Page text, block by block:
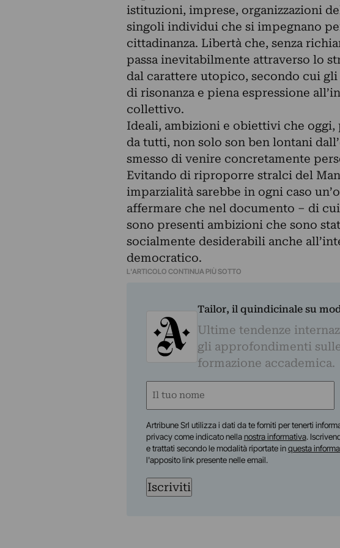
istituzioni, imprese, organizzazioni
singoli individui che si impegnano
cittadinanza. Libertà che, senza
passa inevitabilmente attraverso lo
dal carattere utopico, secondo cui
di risonanza e piena espressione
collettivo.
Ideali, ambizioni e obiettivi che
da tutti, non solo son ben lontani
smesso di venire concretamente
Evitando di riproporre stralci del
imparzialità sarebbe in ogni caso
affermare che nel documento – di
sono presenti ambizioni che sono
socialmente desiderabili anche
democratico.
L'ARTICOLO CONTINUA PIÙ SOTTO
Tailor, il quindicinale su
Ultime tendenze
gli approfondimenti
formazione accademica.
Nome
Artribune Srl utilizza i dati da te forniti per tenerti
privacy come indicato nellanostra informativa.
e trattati secondo le modalità riportate inquesta
l'apposito link presente nelle email.
Iscriviti